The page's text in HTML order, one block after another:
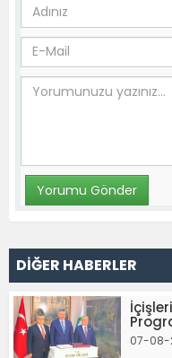
DİĞER HABERLER
07-08-